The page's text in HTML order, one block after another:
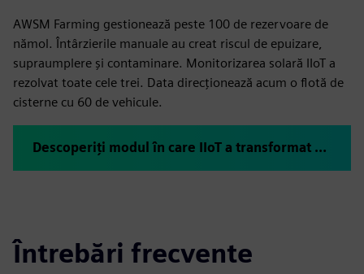
AWSM Farming gestionează peste 100 de rezervoare de
nămol. Întârzierile manuale au creat riscul de epuizare,
supraumplere și contaminare. Monitorizarea solară IIoT a
rezolvat toate cele trei. Data direcționează acum o flotă de
cisterne cu 60 de vehicule.
Descoperiți modul în care IIoT a transformat gestionarea rezervoarelor de nămol
Întrebări frecvente